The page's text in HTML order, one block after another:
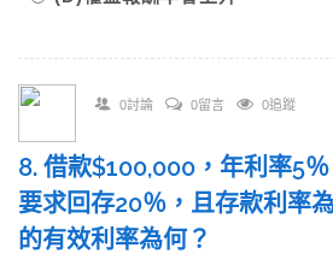
0討論 0留言 0追蹤
8. 借款$100,000，年利率5
要求回存20％，且存款利率
的有效利率為何？